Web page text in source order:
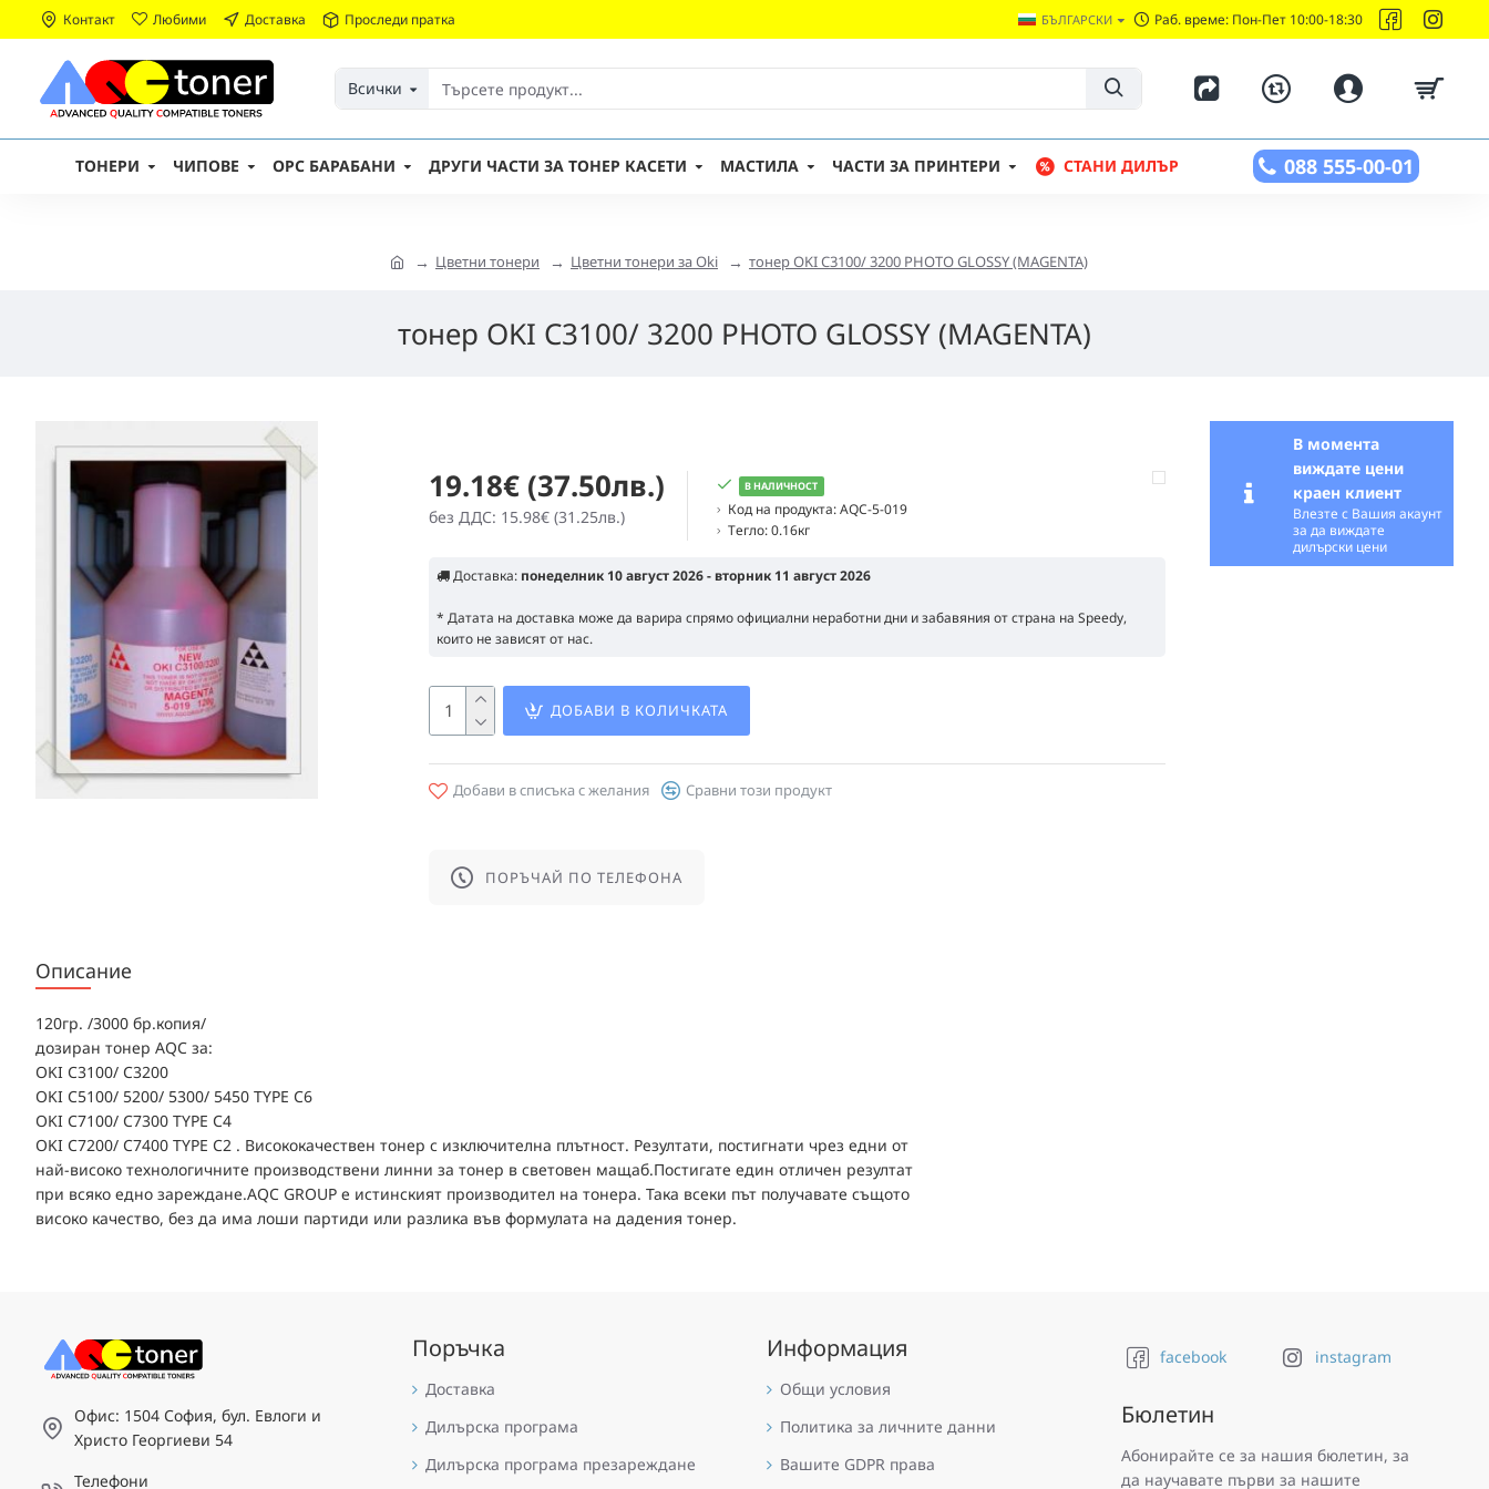
Контакт Любими Доставка Проследи пратка БЪЛГАРСКИ Раб. време: Пон-Пет 10:00-18:30
Всички
ТОНЕРИ ЧИПОВЕ OPC БАРАБАНИ ДРУГИ ЧАСТИ ЗА ТОНЕР КАСЕТИ МАСТИЛА ЧАСТИ ЗА ПРИНТЕРИ СТАНИ ДИЛЪР 088 555-00-01
Цветни тонери Цветни тонери за Oki тонер OKI C3100/ 3200 PHOTO GLOSSY (MAGENTA)
тонер OKI C3100/ 3200 PHOTO GLOSSY (MAGENTA)
19.18€ (37.50лв.)
без ДДС: 15.98€ (31.25лв.)
В НАЛИЧНОСТ
Код на продукта:AQC-5-019
Тегло:0.16кг
Доставка: понеделник 10 август 2026 - вторник 11 август 2026
* Датата на доставка може да варира спрямо официални неработни дни и забавяния от страна на Speedy,
които не зависят от нас.
ДОБАВИ В КОЛИЧКАТА
Добави в списъка с желания Сравни този продукт
ПОРЪЧАЙ ПО ТЕЛЕФОНА
Описание
120гр. /3000 бр.копия/
дозиран тонер AQC за:
OKI C3100/ C3200
OKI C5100/ 5200/ 5300/ 5450 TYPE C6
OKI C7100/ C7300 TYPE C4
OKI C7200/ C7400 TYPE C2 . Висококачествен тонер с изключителна плътност. Резултати, постигнати чрез едни от
най-високо технологичните производствени линни за тонер в световен мащаб.Постигате един отличен резултат
при всяко едно зареждане.AQC GROUP е истинският производител на тонера. Така всеки път получавате същото
високо качество, без да има лоши партиди или разлика във формулата на дадения тонер.
В момента
виждате цени
краен клиент
Влезте с Вашия акаунт
за да виждате
дилърски цени
Офис: 1504 София, бул. Евлоги и
Христо Георгиеви 54
Телефони
Поръчка
Доставка
Дилърска програма
Дилърска програма презареждане
Информация
Общи условия
Политика за личните данни
Вашите GDPR права
facebook instagram
Бюлетин
Абонирайте се за нашия бюлетин, за
да научавате първи за нашите